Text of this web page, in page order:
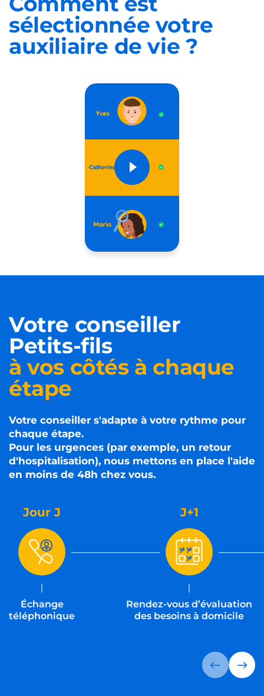
sélectionnée votre
auxiliaire de vie ?
Votre conseiller
Petits-fils
à vos côtés à chaque
étape
Votre conseiller s'adapte à votre rythme pour
chaque étape.
Pour les urgences (par exemple, un retour
d'hospitalisation), nous mettons en place l'aide
en moins de 48h chez vous.
Jour J
Échange
téléphonique
J+1
Rendez-vous d’évaluation
des besoins à domicile